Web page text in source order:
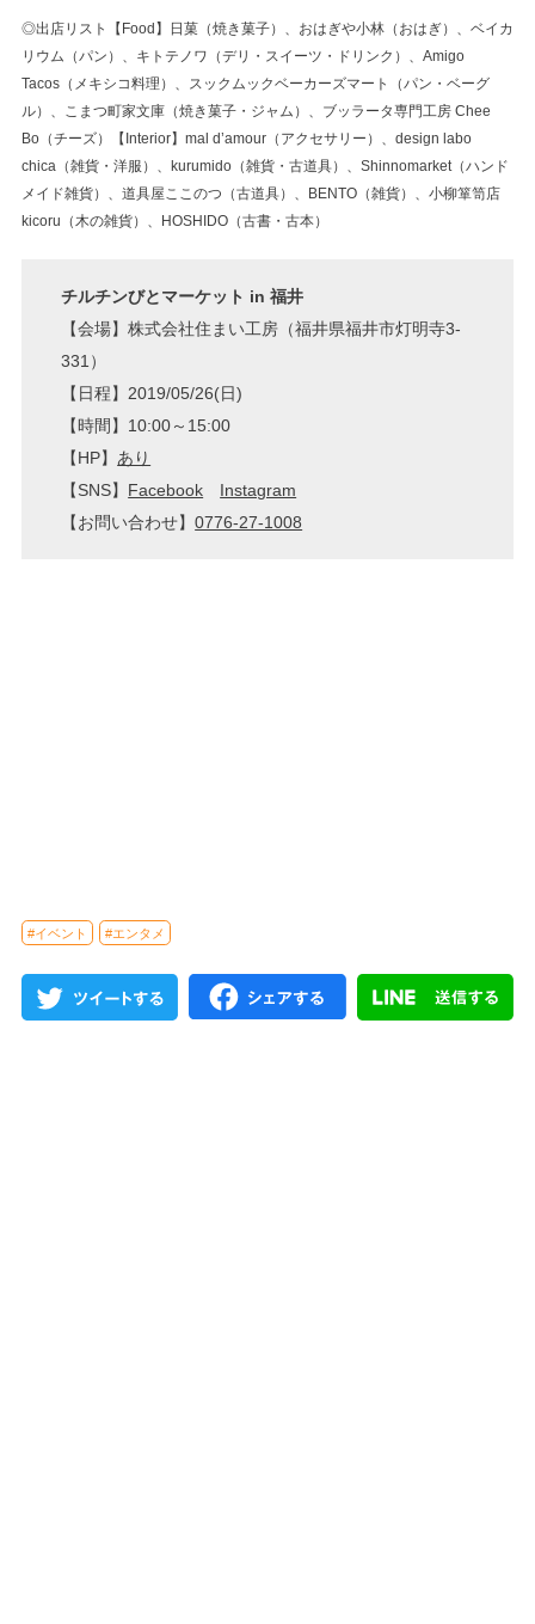
◎出店リスト【Food】日菓（焼き菓子）、おはぎや小林（おはぎ）、ベイカ
リウム（パン）、キトテノワ（デリ・スイーツ・ドリンク）、Amigo
Tacos（メキシコ料理）、スックムックベーカーズマート（パン・ベーグ
ル）、こまつ町家文庫（焼き菓子・ジャム）、ブッラータ専門工房 Chee
Bo（チーズ）【Interior】mal d’amour（アクセサリー）、design labo
chica（雑貨・洋服）、kurumido（雑貨・古道具）、Shinnomarket（ハンド
メイド雑貨）、道具屋ここのつ（古道具）、BENTO（雑貨）、小柳箪笥店
kicoru（木の雑貨）、HOSHIDO（古書・古本）
チルチンびとマーケット in 福井
【会場】株式会社住まい工房（福井県福井市灯明寺3-
331）
【日程】2019/05/26(日)
【時間】10:00～15:00
【HP】 あり
【SNS】 Facebook
Instagram
【お問い合わせ】0776-27-1008
#イベント #エンタメ